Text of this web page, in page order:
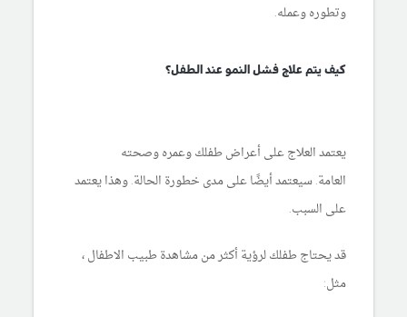
وتطوره وعمله.
كيف يتم علاج فشل النمو عند الطفل؟
يعتمد العلاج على أعراض طفلك وعمره وصحته
العامة. سيعتمد أيضًا على مدى خطورة الحالة. وهذا يعتمد
على السبب.
قد يحتاج طفلك لرؤية أكثر من مشاهدة طبيب الاطفال ،
مثل: